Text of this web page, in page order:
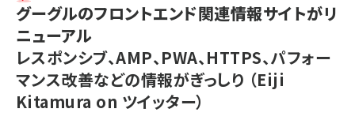
グーグルのフロントエンド関連情報サイトがリ
ニューアル
レスポンシブ、AMP、PWA、HTTPS、パフォー
マンス改善などの情報がぎっしり （Eiji
Kitamura on ツイッター）